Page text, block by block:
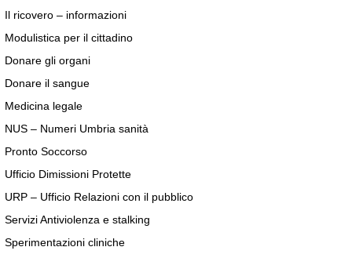
Il ricovero – informazioni
Modulistica per il cittadino
Donare gli organi
Donare il sangue
Medicina legale
NUS – Numeri Umbria sanità
Pronto Soccorso
Ufficio Dimissioni Protette
URP – Ufficio Relazioni con il pubblico
Servizi Antiviolenza e stalking
Sperimentazioni cliniche